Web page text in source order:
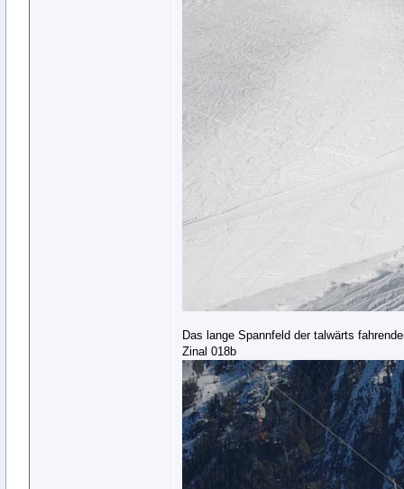
Das lange Spannfeld der talwärts
Zinal 018b